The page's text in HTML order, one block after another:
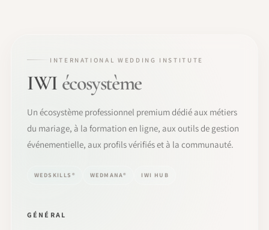
INTERNATIONAL WEDDING INSTITUTE
IWI écosystème
Un écosystème professionnel premium dédié aux métiers
du mariage, à la formation en ligne, aux outils de gestion
événementielle, aux profils vérifiés et à la communauté.
WEDSKILLS® WEDMANA® IWI HUB
GÉNÉRAL